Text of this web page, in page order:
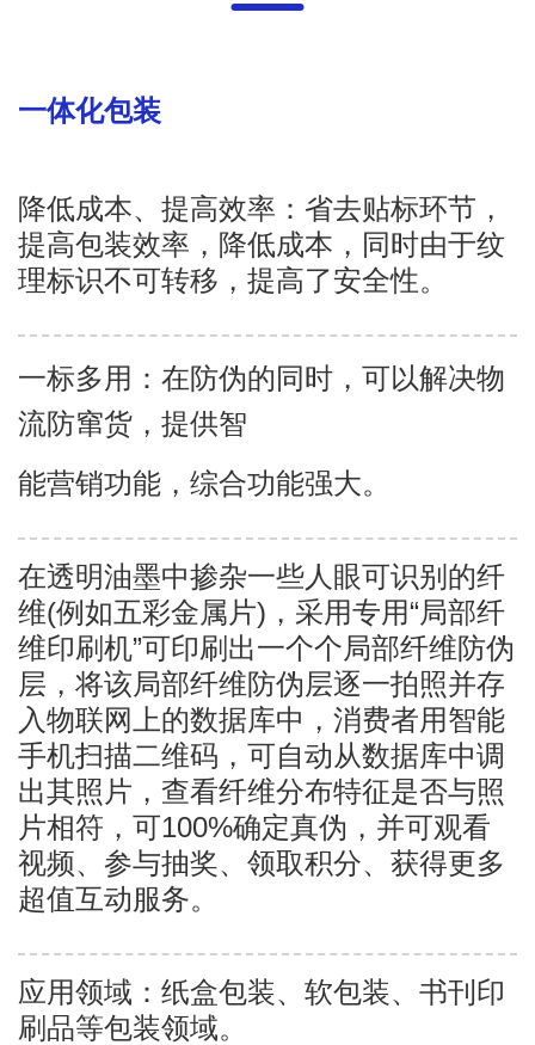
一体化包装
降低成本、提高效率：省去贴标环节，
提高包装效率，降低成本，同时由于纹
理标识不可转移，提高了安全性。
一标多用：在防伪的同时，可以解决物
流防窜货，提供智
能营销功能，综合功能强大。
在透明油墨中掺杂一些人眼可识别的纤
维(例如五彩金属片)，采用专用“局部纤
维印刷机”可印刷出一个个局部纤维防伪
层，将该局部纤维防伪层逐一拍照并存
入物联网上的数据库中，消费者用智能
手机扫描二维码，可自动从数据库中调
出其照片，查看纤维分布特征是否与照
片相符，可100%确定真伪，并可观看
视频、参与抽奖、领取积分、获得更多
超值互动服务。
应用领域：纸盒包装、软包装、书刊印
刷品等包装领域。